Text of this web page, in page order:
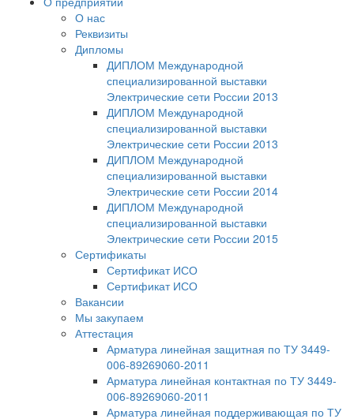
О нас
Реквизиты
Дипломы
ДИПЛОМ Международной
специализированной выставки
Электрические сети России 2013
ДИПЛОМ Международной
специализированной выставки
Электрические сети России 2013
ДИПЛОМ Международной
специализированной выставки
Электрические сети России 2014
ДИПЛОМ Международной
специализированной выставки
Электрические сети России 2015
Сертификаты
Сертификат ИСО
Сертификат ИСО
Вакансии
Мы закупаем
Аттестация
Арматура линейная защитная по ТУ 3449-
006-89269060-2011
Арматура линейная контактная по ТУ 3449-
006-89269060-2011
Арматура линейная поддерживающая по ТУ